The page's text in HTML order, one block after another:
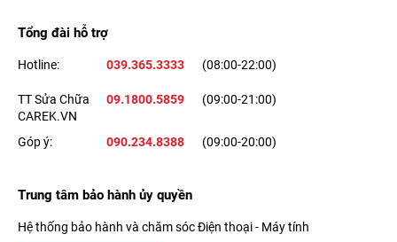
Tổng đài hỗ trợ
Hotline: 039.365.3333 (08:00-22:00)
TT Sửa Chữa
CAREK.VN
09.1800.5859 (09:00-21:00)
Góp ý: 090.234.8388 (09:00-20:00)
Trung tâm bảo hành ủy quyền
Hệ thống bảo hành và chăm sóc Điện thoại - Máy tính